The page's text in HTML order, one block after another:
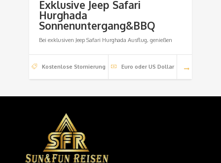
Exklusive Jeep Safari
Hurghada
Sonnenuntergang&BBQ
Bei exklusiven Jeep Safari Hurghada Ausflug, genießen
Kostenlose Stornierung Euro oder US Dollar